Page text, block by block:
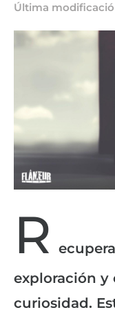
Última
R
exploración y
curiosidad.